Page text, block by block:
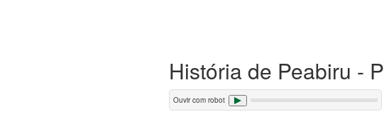
História de Peabiru -
Ouvir com robot